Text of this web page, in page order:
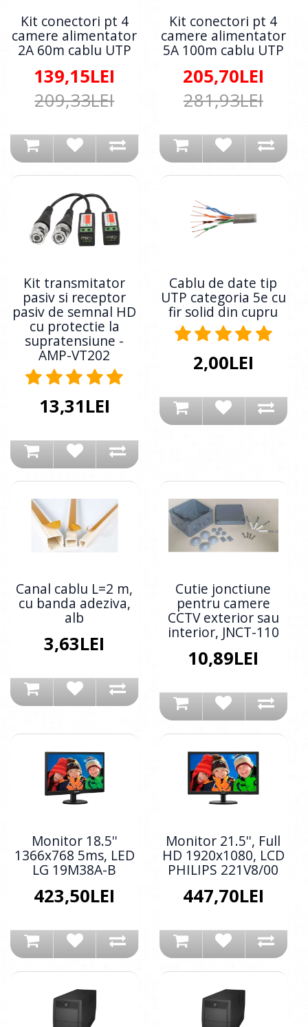
Kit conectori pt 4
camere alimentator
2A 60m cablu UTP
139,15LEI
209,33LEI
Kit conectori pt 4
camere alimentator
5A 100m cablu UTP
205,70LEI
281,93LEI
Kit transmitator
pasiv si receptor
pasiv de semnal HD
cu protectie la
supratensiune -
AMP-VT202
13,31LEI
Cablu de date tip
UTP categoria 5e cu
fir solid din cupru
2,00LEI
Canal cablu L=2 m,
cu banda adeziva,
alb
3,63LEI
Cutie jonctiune
pentru camere
CCTV exterior sau
interior, JNCT-110
10,89LEI
Monitor 18.5''
1366x768 5ms, LED
LG 19M38A-B
423,50LEI
Monitor 21.5'', Full
HD 1920x1080, LCD
PHILIPS 221V8/00
447,70LEI